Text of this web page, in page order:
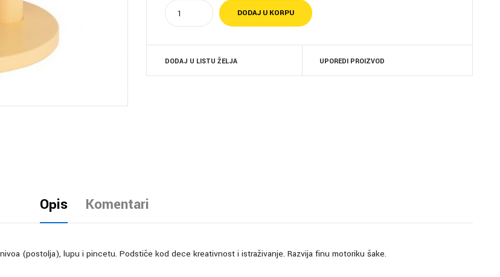
DODAJ U LISTU ŽELJA UPOREDI PROIZVOD
Opis Komentari
(postolja), lupu i pincetu. Podstiče kod dece kreativnost i istraživanje. Razvija finu motoriku šake.